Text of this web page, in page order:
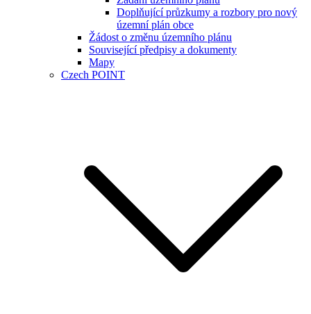
Doplňující průzkumy a rozbory pro nový
územní plán obce
Žádost o změnu územního plánu
Související předpisy a dokumenty
Mapy
Czech POINT